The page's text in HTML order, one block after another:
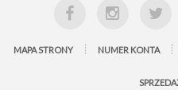
MAPA STRONY NUMER KONTA